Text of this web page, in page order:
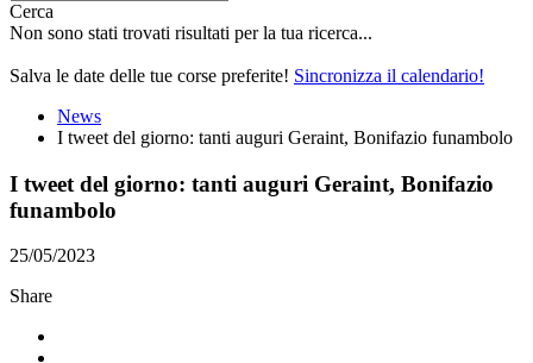
Cerca
Non sono stati trovati risultati per la tua ricerca...
Salva le date delle tue corse preferite! Sincronizza il calendario!
News
I tweet del giorno: tanti auguri Geraint, Bonifazio funambolo
I tweet del giorno: tanti auguri Geraint, Bonifazio
funambolo
25/05/2023
Share